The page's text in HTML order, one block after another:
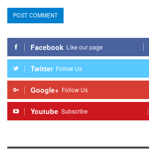
Facebook Like our page
Twitter Follow Us
Google+ Follow Us
Youtube Subscribe